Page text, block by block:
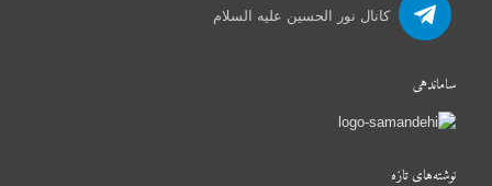
کانال نور الحسین علیه السلام
ساماندهی
نوشته‌های تازه